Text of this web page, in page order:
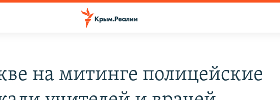
на митинге полицейские